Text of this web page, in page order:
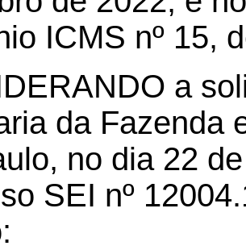
ICMS nº 15,
a
da Fazenda
no dia 22
SEI nº